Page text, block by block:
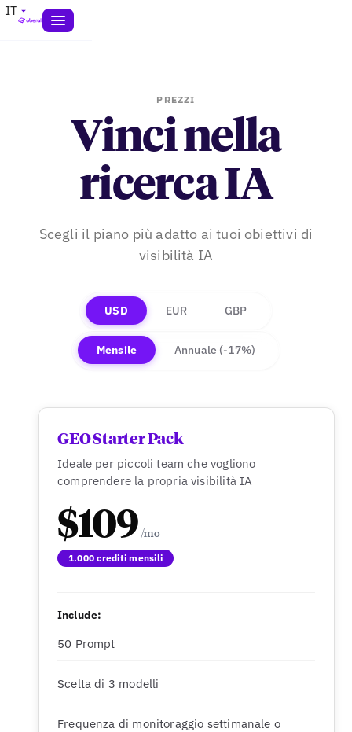
IT
PREZZI
Vinci nella
ricerca IA
Scegli il piano più adatto ai tuoi obiettivi di
visibilità IA
USD EUR GBP
Mensile Annuale (-17%)
GEO Starter Pack
Ideale per piccoli team che vogliono
comprendere la propria visibilità IA
$109
1.000 crediti mensili
Include:
50 Prompt
Scelta di 3 modelli
Frequenza di monitoraggio settimanale o